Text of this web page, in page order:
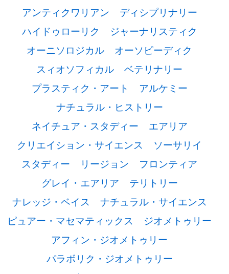
アンティクワリアン
ディシプリナリー
ハイドゥローリク
ジャーナリスティク
オーニソロジカル
オーソピーディク
スィオソフィカル
ベテリナリー
プラスティク・アート
アルケミー
ナチュラル・ヒストリー
ネイチュア・スタディー
エアリア
クリエイション・サイエンス
ソーサリイ
スタディー
リージョン
フロンティア
グレイ・エアリア
テリトリー
ナレッジ・ベイス
ナチュラル・サイエンス
ピュアー・マセマティックス
ジオメトゥリー
アフィン・ジオメトゥリー
パラボリク・ジオメトゥリー